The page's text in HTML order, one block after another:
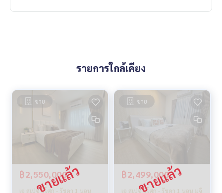
รายการใกล้เคียง
ขาย
฿2,550,000
เอ สเปซ อโศก - รัชดา 1 นอน
ขาย
฿2,499,000
เอ สเปซ อโศก - รัชดา 1 นอน มูจิ